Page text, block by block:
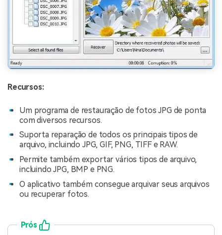
Recursos:
Um programa de restauração de fotos JPG de ponta
com diversos recursos.
Suporta reparação de todos os principais tipos de
arquivo, incluindo JPG, GIF, PNG, TIFF e RAW.
Permite também exportar vários tipos de arquivo,
incluindo JPG, BMP e PNG.
O aplicativo também consegue arquivar seus arquivos
ou recuperar fotos.
Prós